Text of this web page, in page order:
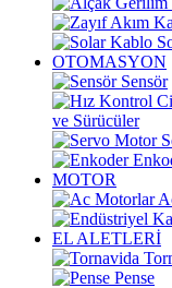
OTOMASYON
Sensör
ve Sürücüler
MOTOR
EL ALETLERİ
Pense